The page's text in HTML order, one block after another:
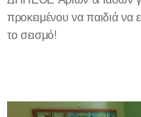
προκειμένου να παιδιά να
το σεισμό!